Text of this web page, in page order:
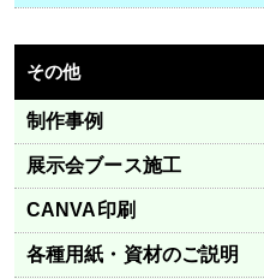
その他
制作事例
展示会ブース施工
CANVA印刷
各種用紙・資材のご説明